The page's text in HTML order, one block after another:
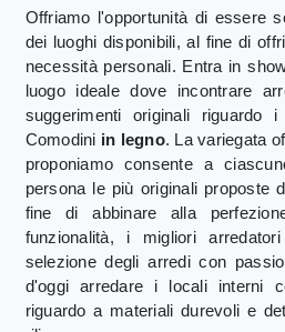
Offriamo l'opportunità di essere
dei luoghi disponibili, al fine di
necessità personali. Entra in
luogo ideale dove incontrare
suggerimenti originali
Comodini in legno. La variegata
proponiamo consente a
persona le più originali proposte
fine di abbinare alla
funzionalità, i migliori
selezione degli arredi con
d'oggi arredare i locali interni
riguardo a materiali durevoli e